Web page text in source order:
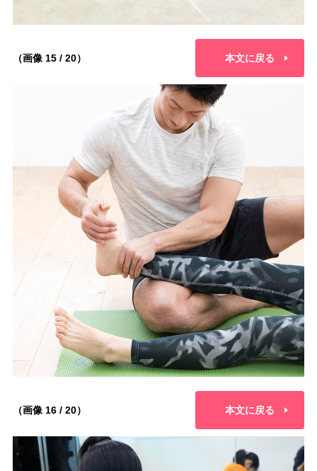
（画像 15 / 20） 本文に戻る
（画像 16 / 20） 本文に戻る